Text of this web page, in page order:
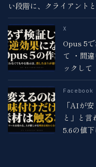
い段階に、クライアント
ほとんどの人は施策の良
X
Opus 5
て ・間
ックし
るので、
のは外部
より減ら
Facebook
「AIが
と」と
5.6の値